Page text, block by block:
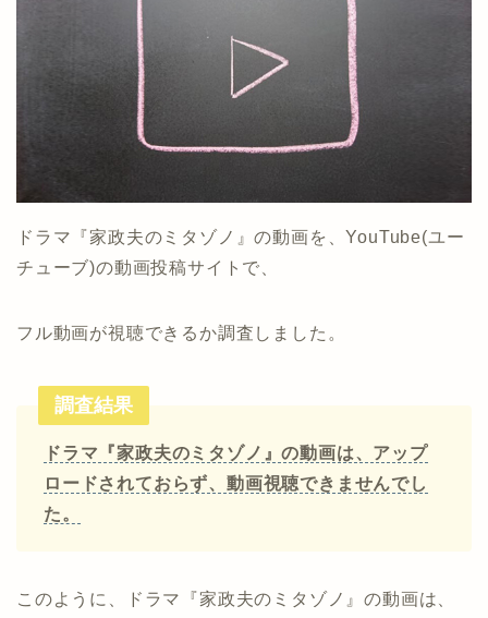
ドラマ『家政夫のミタゾノ』の動画を、YouTube(ユー
チューブ)の動画投稿サイトで、
フル動画が視聴できるか調査しました。
調査結果
ドラマ『家政夫のミタゾノ』の動画は、アップ
ロードされておらず、動画視聴できませんでし
た。
このように、ドラマ『家政夫のミタゾノ』の動画は、